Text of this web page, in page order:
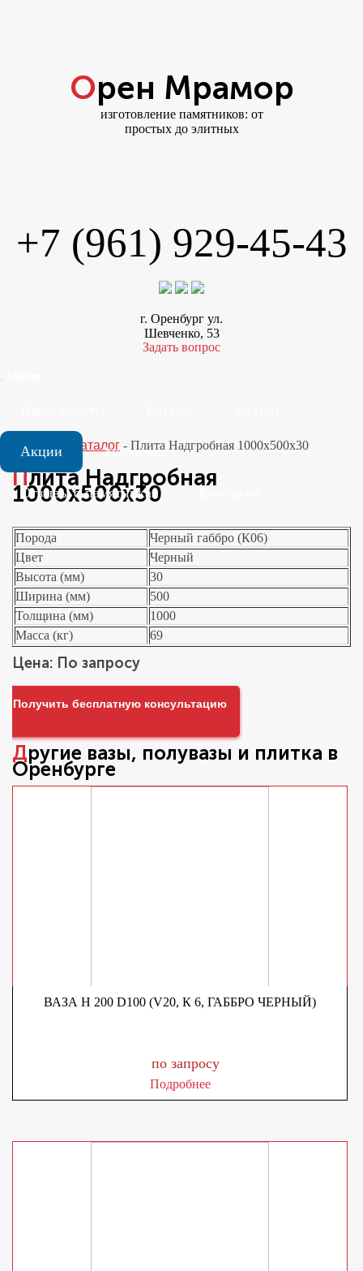
Орен Мрамор
изготовление памятников: от
простых до элитных
+7 (961) 929-45-43
г. Оренбург ул.
Шевченко, 53
Задать вопрос
Акции Установка
Отзывы о памятниках
Главная Каталог - Плита Надгробная 1000х500х30
Плита Надгробная
1000х500х30
Порода
Черный габбро (К06)
Цвет
Черный
Высота (мм)
30
Ширина (мм)
500
Толщина (мм)
1000
Масса (кг)
69
Цена: По запросу
Получить бесплатную консультацию
Другие вазы, полувазы и плитка в
Оренбурге
ВАЗА H 200 D100 (V20, К 6, ГАББРО ЧЕРНЫЙ)
по запросу
Подробнее